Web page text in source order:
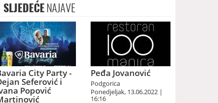
SLJEDEĆENAJAVE
City Party -
Seferović i
Popović
Peđa Jovanović
Podgorica
Ponedjeljak, 13.06.2022 |
16:16